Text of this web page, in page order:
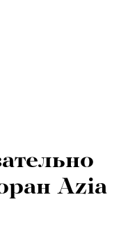
Azia